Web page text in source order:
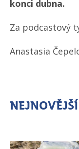
konci dubna.
Za podcastový
Anastasia